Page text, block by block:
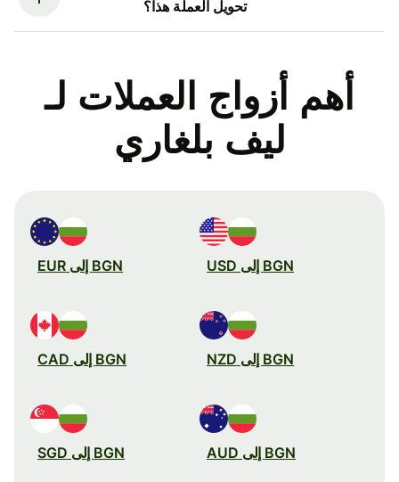
تحويل العملة هذا؟
أهم أزواج العملات لـ
ليف بلغاري
BGN إلى USD BGN إلى EUR
BGN إلى NZD BGN إلى CAD
BGN إلى AUD BGN إلى SGD